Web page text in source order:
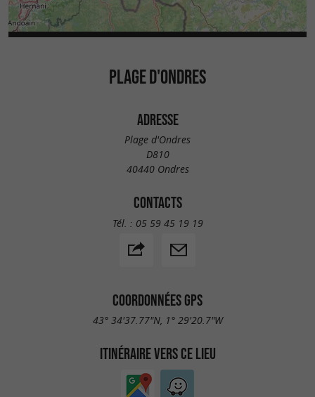
PLAGE D'ONDRES
ADRESSE
Plage d'Ondres
D810
40440 Ondres
CONTACTS
Tél. : 05 59 45 19 19
COORDONNÉES GPS
43° 34'37.77"N, 1° 29'20.7"W
ITINÉRAIRE VERS CE LIEU